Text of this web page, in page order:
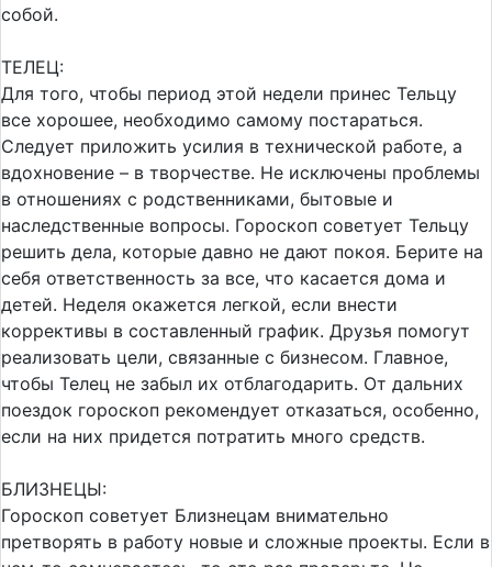
собой.
ТЕЛЕЦ:
Для того, чтобы период этой недели принес Тельцу
все хорошее, необходимо самому постараться.
Следует приложить усилия в технической работе, а
вдохновение – в творчестве. Не исключены проблемы
в отношениях с родственниками, бытовые и
наследственные вопросы. Гороскоп советует Тельцу
решить дела, которые давно не дают покоя. Берите на
себя ответственность за все, что касается дома и
детей. Неделя окажется легкой, если внести
коррективы в составленный график. Друзья помогут
реализовать цели, связанные с бизнесом. Главное,
чтобы Телец не забыл их отблагодарить. От дальних
поездок гороскоп рекомендует отказаться, особенно,
если на них придется потратить много средств.
БЛИЗНЕЦЫ:
Гороскоп советует Близнецам внимательно
претворять в работу новые и сложные проекты. Если в